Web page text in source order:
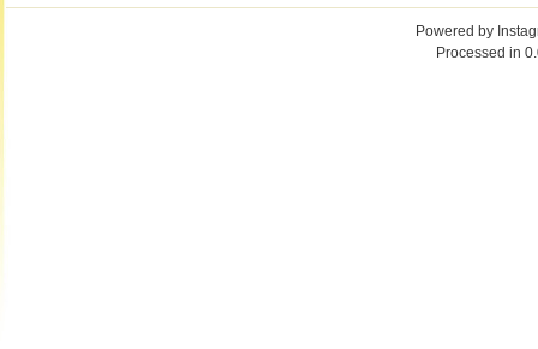
Powered by
Processed in